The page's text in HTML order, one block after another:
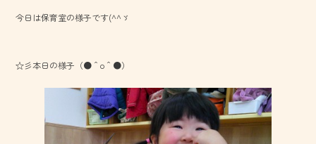
今日は保育室の様子です(^^ゞ
☆彡本日の様子（●＾o＾●）